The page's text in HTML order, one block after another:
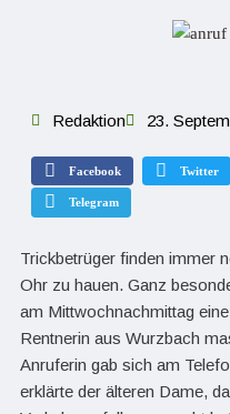
Redaktion 23.
Facebook Twitter
Telegram
Trickbetrüger finden immer
Ohr zu hauen. Ganz
am Mittwochnachmittag
Rentnerin aus Wurzbach
Anruferin gab sich am
erklärte der älteren Dame,